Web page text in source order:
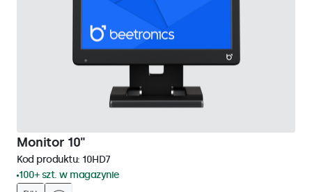
Monitor 10"
Kod produktu: 10HD7
100+ szt. w magazynie